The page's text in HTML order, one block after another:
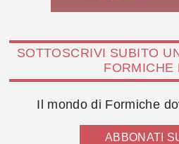
SOTTOSCRIVI SUBITO
FORMICHE
Il mondo di Formiche
ABBONATI